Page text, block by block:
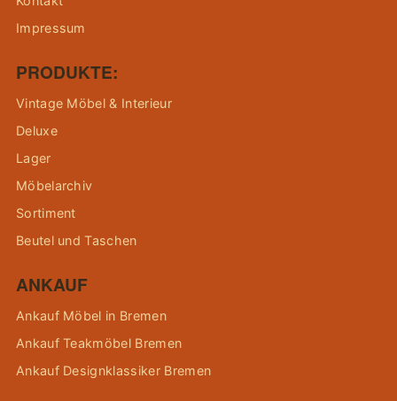
Impressum
PRODUKTE:
Vintage Möbel & Interieur
Deluxe
Lager
Möbelarchiv
Sortiment
Beutel und Taschen
ANKAUF
Ankauf Möbel in Bremen
Ankauf Teakmöbel Bremen
Ankauf Designklassiker Bremen